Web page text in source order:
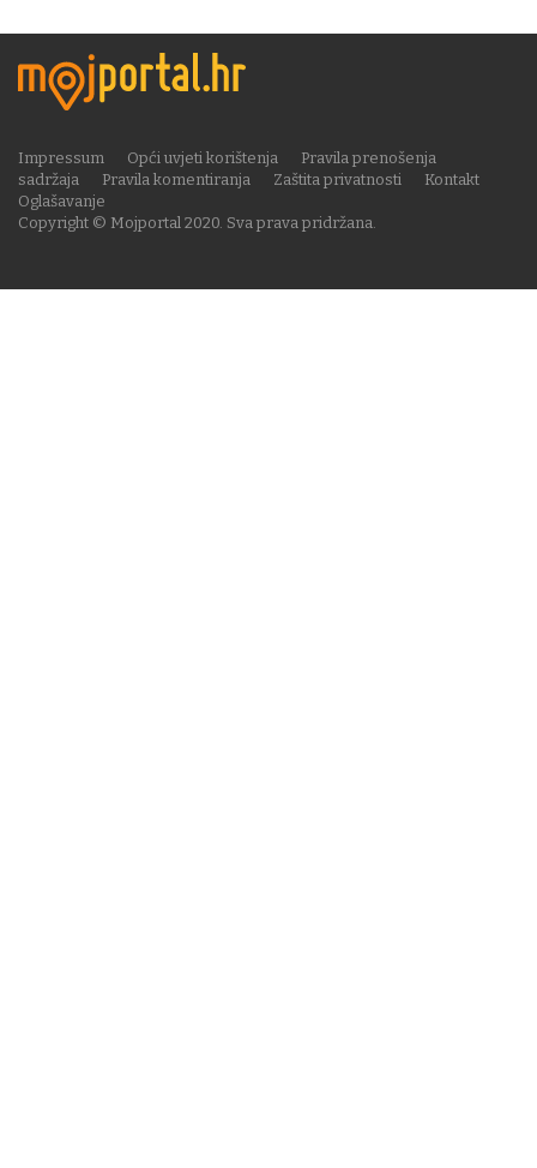
Copyright © Mojportal 2020. Sva prava pridržana.
Impressum Opći uvjeti korištenja
Pravila prenošenja
sadržaja
Pravila komentiranja Zaštita privatnosti
Kontakt
Oglašavanje